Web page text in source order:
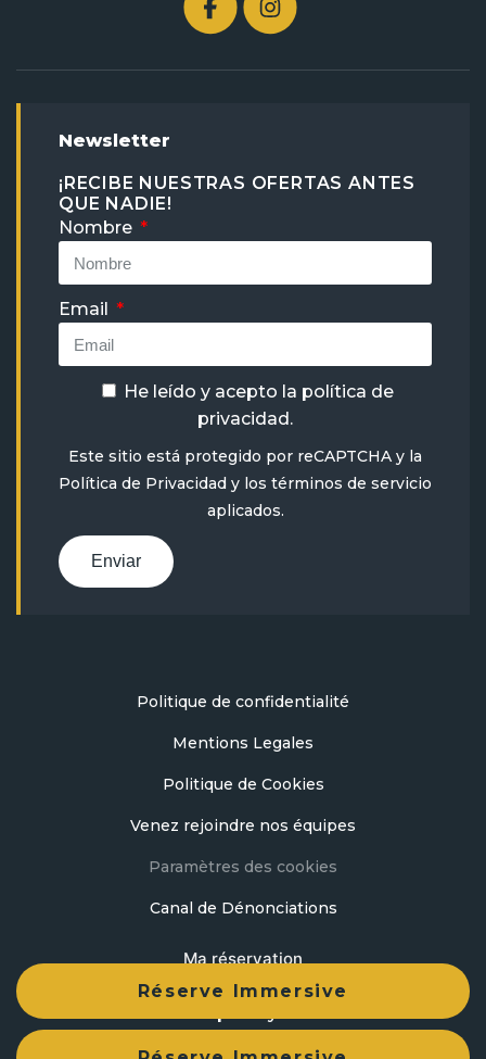
Réserve Immersive
Newsletter
¡RECIBE NUESTRAS OFERTAS ANTES
QUE NADIE!
Nombre
Email
He leído y acepto la política de
privacidad .
Este sitio está protegido por reCAPTCHA y la
Política de Privacidad y los términos de servicio
aplicados.
Enviar
Politique de confidentialité
Mentions Legales
Politique de Cookies
Venez rejoindre nos équipes
Paramètres des cookies
Canal de Dénonciations
Ma réservation